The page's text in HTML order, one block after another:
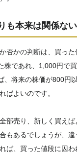
も本来は関係な
否かの判断は、買っ
株であれ、1,000円で
、将来の株価が800円
ばよいのです。
部売り、新しく買え
もあるでしょうが、
ば、買った値段に囚